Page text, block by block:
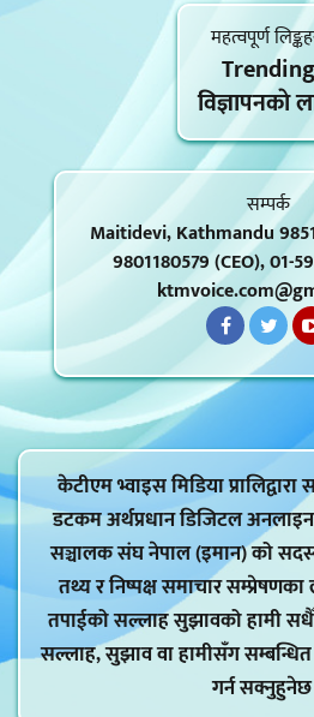
महत्वपूर्ण
Trending
विज्ञापनकाे
सम्पर्क
Maitidevi, Kathmandu
9801180579 (CEO), 01-
केटीएम भ्वाइस मिडिया
डटकम अर्थप्रधान डिजिटल अनलाइन
सञ्चालक संघ नेपाल (इमान) को
तथ्य र निष्पक्ष समाचार सम्प्रेषणका
तपाईको सल्लाह सुझावको हामी सधैँ
सल्लाह, सुझाव वा हामीसँग
गर्न सक्नुहुनेछ